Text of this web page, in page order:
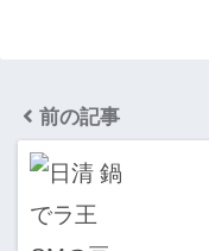
前の記事